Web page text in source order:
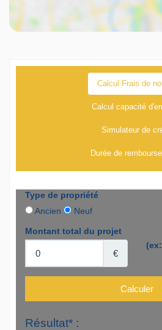
Calcul Frais de
Calcul capacité
Simulateur de
Durée de